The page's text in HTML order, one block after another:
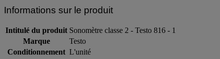
Informations sur le produit
Intitulé du produit Sonomètre classe 2 - Testo 816 - 1
Marque
Testo
Conditionnement L'unité